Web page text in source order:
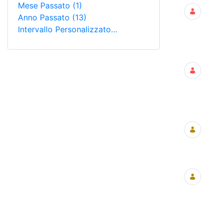
Mese Passato (1)
Anno Passato (13)
Intervallo Personalizzato…